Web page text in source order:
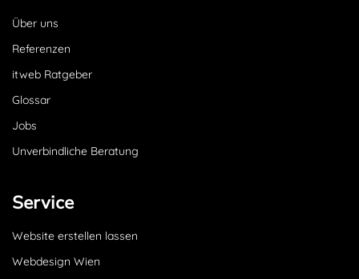
Über uns
Referenzen
itweb Ratgeber
Glossar
Jobs
Unverbindliche Beratung
Service
Website erstellen lassen
Webdesign Wien